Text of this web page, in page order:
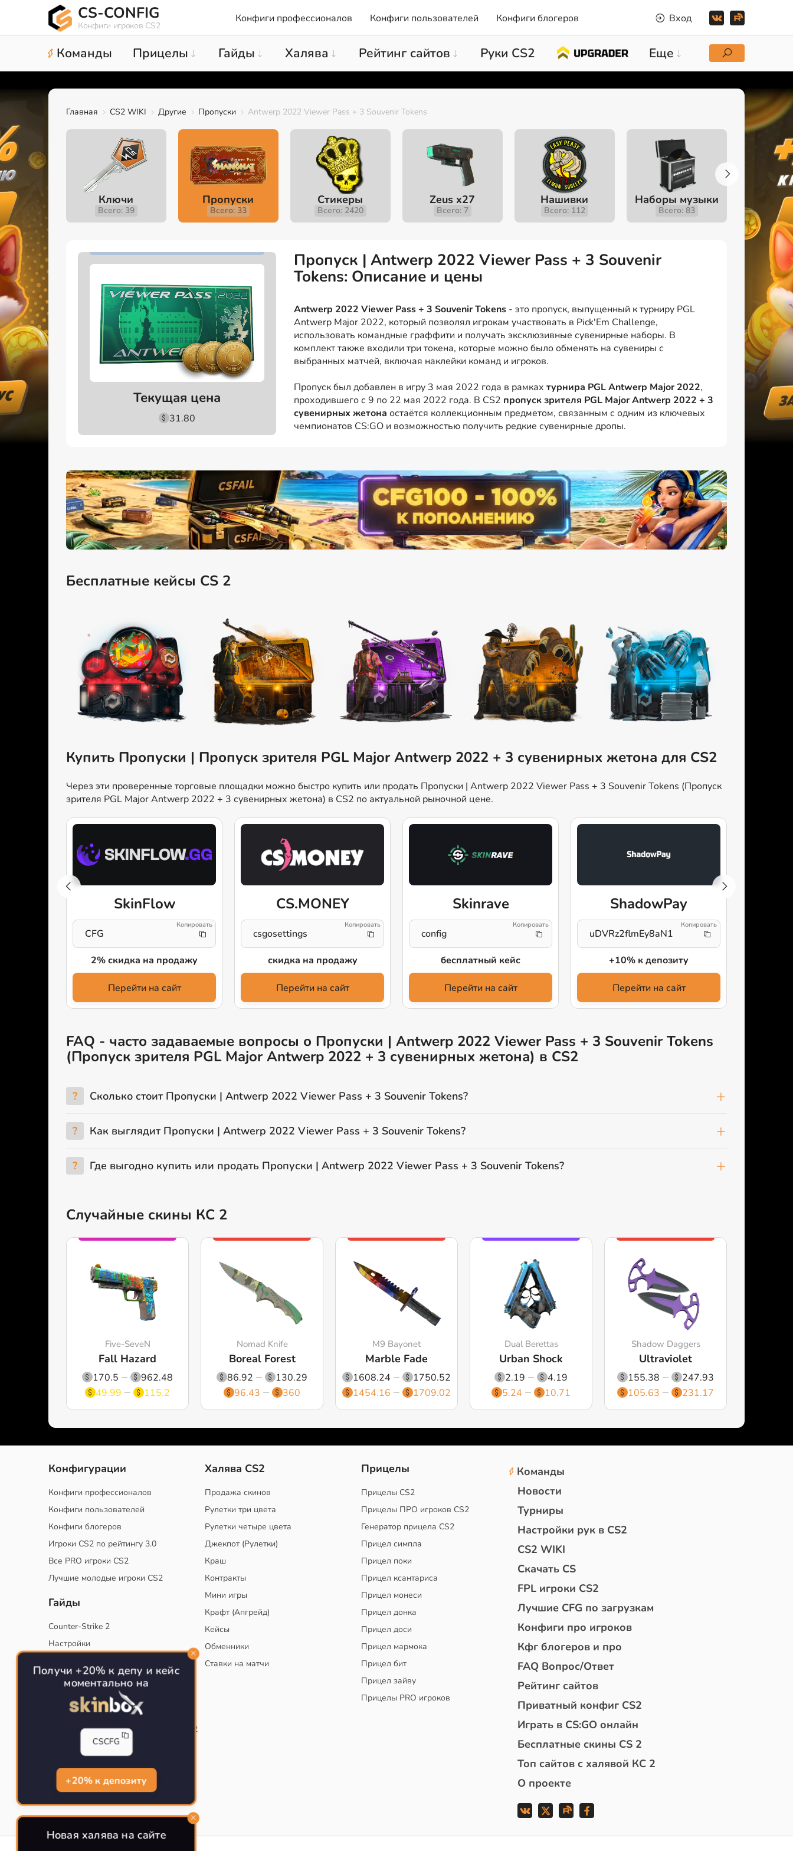
CS-CONFIG
Конфиги игроков CS2
Конфиги профессионалов Конфиги пользователей Конфиги блогеров Вход
Команды Прицелы Гайды Халява Рейтинг сайтов Руки CS2 Еще
Главная CS2 WIKI Другие Пропуски Antwerp 2022 Viewer Pass + 3 Souvenir Tokens
Ключи
Всего: 39
Пропуски
Всего: 33
Стикеры
Всего: 2420
Zeus x27
Всего: 7
Нашивки
Всего: 112
Наборы музыки
Всего: 83
Текущая цена
31.80
Пропуск | Antwerp 2022 Viewer Pass + 3 Souvenir
Tokens: Описание и цены
Antwerp 2022 Viewer Pass + 3 Souvenir Tokens - это пропуск, выпущенный к турниру PGL
Antwerp Major 2022, который позволял игрокам участвовать в Pick'Em Challenge,
использовать командные граффити и получать эксклюзивные сувенирные наборы. В
комплект также входили три токена, которые можно было обменять на сувениры с
выбранных матчей, включая наклейки команд и игроков.
Пропуск был добавлен в игру 3 мая 2022 года в рамках турнира PGL Antwerp Major 2022,
проходившего с 9 по 22 мая 2022 года. В CS2 пропуск зрителя PGL Major Antwerp 2022 + 3
сувенирных жетона остаётся коллекционным предметом, связанным с одним из ключевых
чемпионатов CS:GO и возможностью получить редкие сувенирные дропы.
Бесплатные кейсы CS 2
Купить Пропуски | Пропуск зрителя PGL Major Antwerp 2022 + 3 сувенирных жетона для CS2
Через эти проверенные торговые площадки можно быстро купить или продать Пропуски | Antwerp 2022 Viewer Pass + 3 Souvenir Tokens (Пропуск
зрителя PGL Major Antwerp 2022 + 3 сувенирных жетона) в CS2 по актуальной рыночной цене.
SkinFlow
CFG
2% скидка на продажу
Перейти на сайт
CS.MONEY
csgosettings
скидка на продажу
Перейти на сайт
Skinrave
config
бесплатный кейс
Перейти на сайт
ShadowPay
uDVRz2flmEy8aN1
+10% к депозиту
Перейти на сайт
FAQ - часто задаваемые вопросы о Пропуски | Antwerp 2022 Viewer Pass + 3 Souvenir Tokens
(Пропуск зрителя PGL Major Antwerp 2022 + 3 сувенирных жетона) в CS2
? Сколько стоит Пропуски | Antwerp 2022 Viewer Pass + 3 Souvenir Tokens?
? Как выглядит Пропуски | Antwerp 2022 Viewer Pass + 3 Souvenir Tokens?
? Где выгодно купить или продать Пропуски | Antwerp 2022 Viewer Pass + 3 Souvenir Tokens?
Случайные скины КС 2
Five-SeveN
Fall Hazard
170.5
962.48
49.99
115.2
Nomad Knife
Boreal Forest
86.92
130.29
96.43
360
M9 Bayonet
Marble Fade
1608.24
1750.52
1454.16
1709.02
Dual Berettas
Urban Shock
2.19
4.19
5.24
10.71
Shadow Daggers
Ultraviolet
155.38
247.93
105.63
231.17
Конфигурации
Конфиги профессионалов
Конфиги пользователей
Конфиги блогеров
Игроки CS2 по рейтингу 3.0
Все PRO игроки CS2
Лучшие молодые игроки CS2
Гайды
Counter-Strike 2
Настройки
Тактики
Конфиг для тренировок в CS
Как сохранить свой конфиг CS
Инста смоки на карте de_mirage в CS2
Рабочий бинд на Jumpthrow
Халява CS2
Продажа скинов
Рулетки три цвета
Рулетки четыре цвета
Джекпот (Рулетки)
Краш
Контракты
Мини игры
Крафт (Апгрейд)
Кейсы
Обменники
Ставки на матчи
Прицелы
Прицелы CS2
Прицелы ПРО игроков CS2
Генератор прицела CS2
Прицел симпла
Прицел поки
Прицел ксантариса
Прицел монеси
Прицел донка
Прицел доси
Прицел мармока
Прицел бит
Прицел зайву
Прицелы PRO игроков
Команды
Новости
Турниры
Настройки рук в CS2
CS2 WIKI
Скачать CS
FPL игроки CS2
Лучшие CFG по загрузкам
Конфиги про игроков
Кфг блогеров и про
FAQ Вопрос/Ответ
Рейтинг сайтов
Приватный конфиг CS2
Играть в CS:GO онлайн
Бесплатные скины CS 2
Топ сайтов с халявой КС 2
О проекте
Получи +20% к депу и кейс
моментально на
CSCFG
+20% к депозиту
Новая халява на сайте